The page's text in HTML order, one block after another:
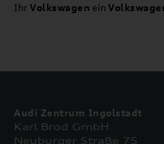
Ihr Volkswagen ein
Audi Zentrum Ingolstadt
Karl Brod GmbH
Neuburger Straße 75